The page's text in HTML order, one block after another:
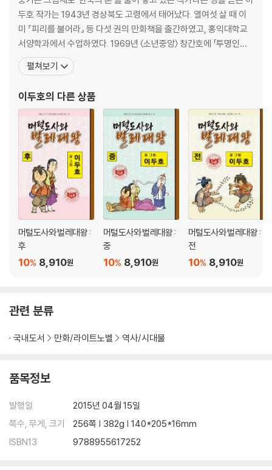
두호 작가는 1943년 경상북도 고령에서 태어났다. 열여섯 살 때 이
미 『피리를 불어라』 등 다섯 권의 만화책을 출간하였고, 홍익대학교
서양학과에서 수업하였다. 1969년 〈소년중앙〉 창간호에 「투명인간」
을 발표하며 데뷔, 작품 초기에는 소년소녀 만화를 그렸고, 1980년
대 중반부터는 조선시대 민초들의 삶에 시선을 옮겨 그만의 독특한
펼쳐보기
이두호의 다른 상품
머털도사와 벌레대왕 :
후
8,910원
10%
머털도사와 벌레대왕 :
중
8,910원
10%
머털도사와 벌레대왕 :
전
8,910원
10%
관련 분류
국내도서 만화/라이트노벨 역사/시대물
품목정보
발행일
2015년 04월 15일
쪽수, 무게, 크기
256쪽 | 382g | 140*205*16mm
ISBN13
9788955617252